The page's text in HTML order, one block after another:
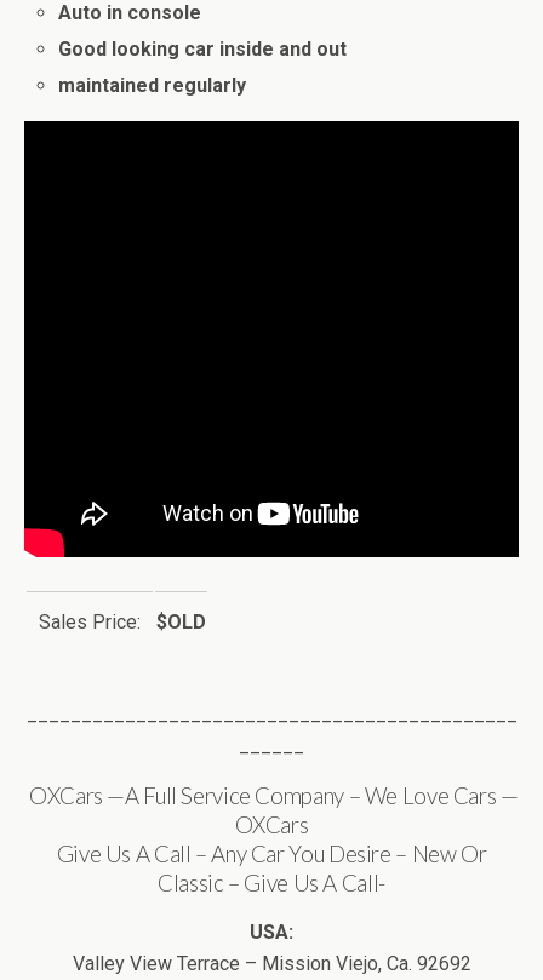
Auto in console
Good looking car inside and out
maintained regularly
Sales Price: $OLD
OXCars —A Full Service Company – We Love Cars —
OXCars
Give Us A Call – Any Car You Desire – New Or
Classic – Give Us A Call-
USA:
Valley View Terrace – Mission Viejo, Ca. 92692